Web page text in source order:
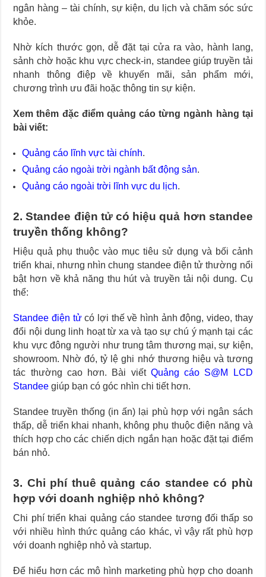
ngân hàng – tài chính, sự kiện, du lịch và chăm sóc sức
khỏe.
Nhờ kích thước gọn, dễ đặt tại cửa ra vào, hành lang,
sảnh chờ hoặc khu vực check-in, standee giúp truyền tải
nhanh thông điệp về khuyến mãi, sản phẩm mới,
chương trình ưu đãi hoặc thông tin sự kiện.
Xem thêm đặc điểm quảng cáo từng ngành hàng tại
bài viết:
Quảng cáo lĩnh vực tài chính.
Quảng cáo ngoài trời ngành bất động sản.
Quảng cáo ngoài trời lĩnh vực du lịch.
2. Standee điện tử có hiệu quả hơn standee
truyền thống không?
Hiệu quả phụ thuộc vào mục tiêu sử dụng và bối cảnh
triển khai, nhưng nhìn chung standee điện tử thường nổi
bật hơn về khả năng thu hút và truyền tải nội dung. Cụ
thể:
Standee điện tửcó lợi thế về hình ảnh động, video, thay
đổi nội dung linh hoạt từ xa và tạo sự chú ý mạnh tại các
khu vực đông người như trung tâm thương mại, sự kiện,
showroom. Nhờ đó, tỷ lệ ghi nhớ thương hiệu và tương
tác thường cao hơn. Bài viết Quảng cáo S@M LCD
Standee giúp bạn có góc nhìn chi tiết hơn.
Standee truyền thống (in ấn) lại phù hợp với ngân sách
thấp, dễ triển khai nhanh, không phụ thuộc điện năng và
thích hợp cho các chiến dịch ngắn hạn hoặc đặt tại điểm
bán nhỏ.
3. Chi phí thuê quảng cáo standee có phù
hợp với doanh nghiệp nhỏ không?
Chi phí triển khai quảng cáo standee tương đối thấp so
với nhiều hình thức quảng cáo khác, vì vậy rất phù hợp
với doanh nghiệp nhỏ và startup.
Để hiểu hơn các mô hình marketing phù hợp cho doanh